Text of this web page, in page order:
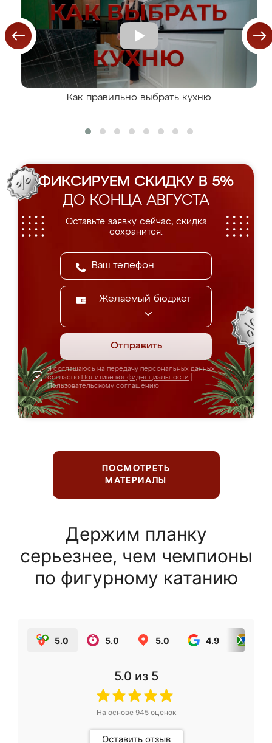
Как правильно выбрать кухню
ФИКСИРУЕМ СКИДКУ В 5%
ДО КОНЦА АВГУСТА
Оставьте заявку сейчас, скидка
сохранится.
Желаемый бюджет
Отправить
Я соглашаюсь на передачу персональных данных
согласно Политике конфиденциальности
Пользовательскому соглашению
ПОСМОТРЕТЬ
МАТЕРИАЛЫ
Держим планку
серьезнее, чем чемпионы
по фигурному катанию
5.0 5.0 5.0 4.9
5.0 из 5
На основе 945оценок
Оставить отзыв